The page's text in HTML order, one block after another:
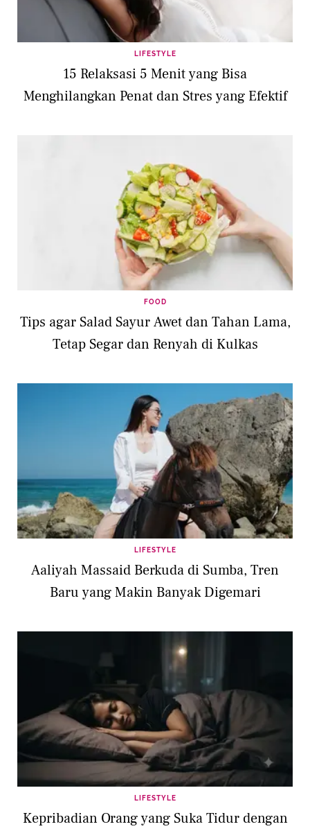
LIFESTYLE
15 Relaksasi 5 Menit yang Bisa
Menghilangkan Penat dan Stres yang Efektif
FOOD
Tips agar Salad Sayur Awet dan Tahan Lama,
Tetap Segar dan Renyah di Kulkas
LIFESTYLE
Aaliyah Massaid Berkuda di Sumba, Tren
Baru yang Makin Banyak Digemari
LIFESTYLE
Kepribadian Orang yang Suka Tidur dengan